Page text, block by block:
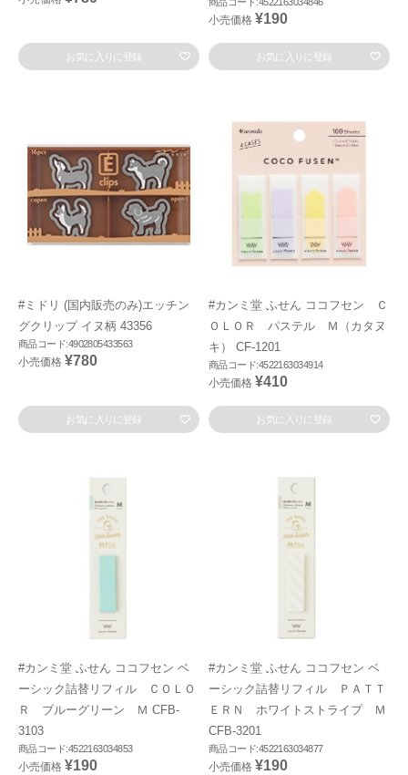
お気に入りに登録
小売価格 ¥190
お気に入りに登録
#ミドリ (国内販売のみ)エッチン
グクリップ イヌ柄 43356
商品コード:4902805433563
小売価格 ¥780
お気に入りに登録
#カンミ堂 ふせん ココフセン Ｃ
ＯＬＯＲ パステル Ｍ（カタヌ
キ） CF-1201
商品コード:4522163034914
小売価格 ¥410
お気に入りに登録
#カンミ堂 ふせん ココフセン ベ
ーシック詰替リフィル ＣＯＬＯ
Ｒ ブルーグリーン Ｍ CFB-
3103
商品コード:4522163034853
小売価格 ¥190
#カンミ堂 ふせん ココフセン ベ
ーシック詰替リフィル ＰＡＴＴ
ＥＲＮ ホワイトストライプ Ｍ
CFB-3201
商品コード:4522163034877
小売価格 ¥190